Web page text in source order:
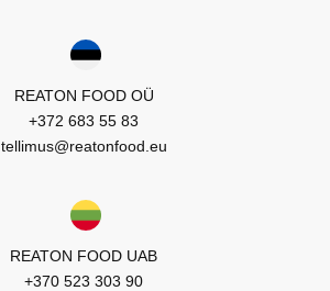
REATON FOOD OÜ
+372 683 55 83
tellimus@reatonfood.eu
REATON FOOD UAB
+370 523 303 90